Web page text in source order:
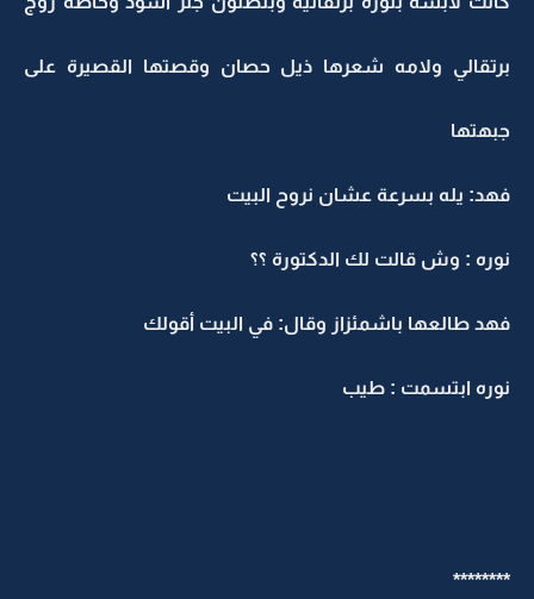
ولامه شعرها ذيل حصان وقصتها القصيرة على
يله بسرعة عشان نروح البيت
: وش قالت لك الدكتورة ؟؟
طالعها باشمئزاز وقال: في البيت أقولك
ابتسمت : طيب